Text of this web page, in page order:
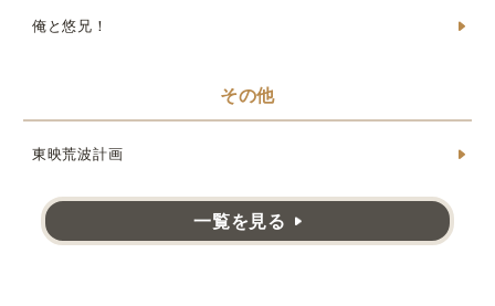
俺と悠兄！
その他
東映荒波計画
一覧を見る